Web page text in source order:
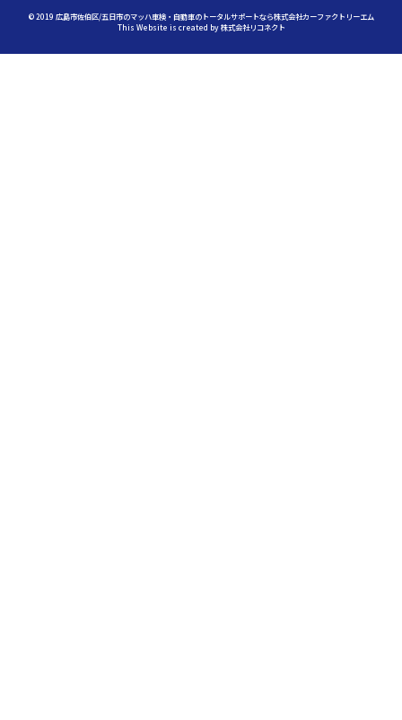
©2019 広島市佐伯区/五日市のマッハ車検・自動車のトータルサポートなら株式会社カーファクトリーエム
This Website is created by株式会社リコネクト